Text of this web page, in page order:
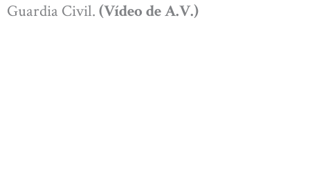
Guardia Civil. (Vídeo de A.V.)